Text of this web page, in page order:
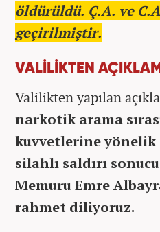
öldürüldü. Ç.A. ve
geçirilmiştir.
VALİLİKTEN
Valilikten yapılan
narkotik arama
kuvvetlerine
silahlı saldırı
Memuru Emre
rahmet diliyoruz.